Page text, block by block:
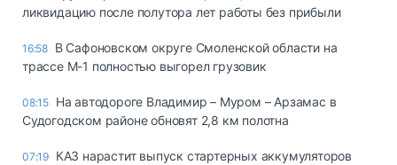
ликвидацию после полутора лет работы без прибыли
16:58 В Сафоновском округе Смоленской области на
трассе М-1 полностью выгорел грузовик
08:15 На автодороге Владимир – Муром – Арзамас в
Судогодском районе обновят 2,8 км полотна
07:19 КАЗ нарастит выпуск стартерных аккумуляторов